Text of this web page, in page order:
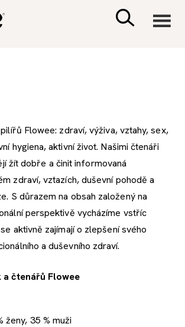
PSYCHOLOGIE
RODINA A DĚTI
PORADNA
Flowee: zdraví, výživa, vztahy, sex,
hygiena, aktivní život. Našimi čtenáři
žít dobře a činit informovaná
zdraví, vztazích, duševní pohodě a
S důrazem na obsah založený na
perspektivě vycházíme vstříc
aktivně zajímají o zlepšení svého
a duševního zdraví.
čtenářů Flowee
ženy, 35 % muži